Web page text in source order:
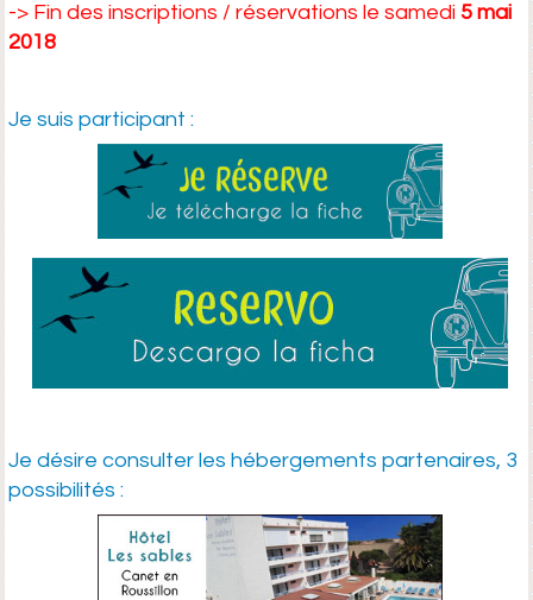
-> Fin des inscriptions / réservations le samedi 5 mai
2018
Je suis participant :
Je désire consulter les hébergements partenaires, 3
possibilités :